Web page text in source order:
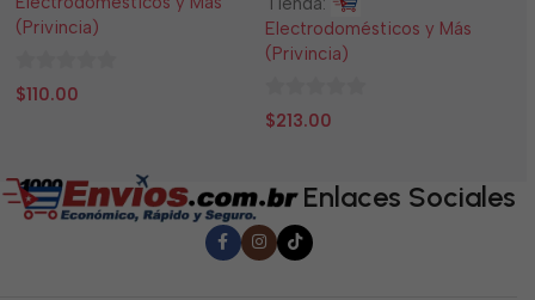
(Privincia)
0
$110.00
Electrodomésticos y Más
(Privincia)
0
$213.00
Enlaces Sociales